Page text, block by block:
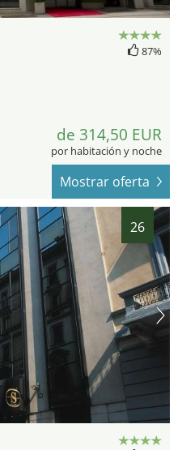
87%
de 314,50 EUR
por habitación y noche
Mostrar oferta
26